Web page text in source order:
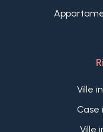
Ville
Case
Ville